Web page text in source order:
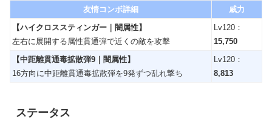
友情コンボ詳細
威力
【ハイクロススティンガー｜闇属性】
左右に展開する属性貫通弾で近くの敵を攻擊
Lv120：
15,750
【中距離貫通毒拡散弾9｜闇属性】
16方向に中距離貫通毒拡散弾を9発ずつ乱れ撃ち
Lv120：
8,813
ステータス